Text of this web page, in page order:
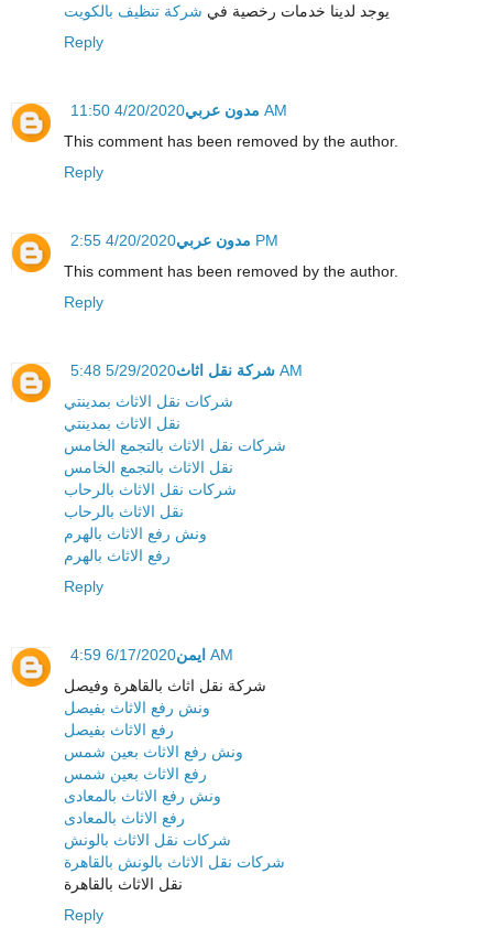
يوجد لدينا خدمات رخصية في شركة تنظيف بالكويت
Reply
مدون عربي 4/20/2020 11:50 AM
This comment has been removed by the author.
Reply
مدون عربي 4/20/2020 2:55 PM
This comment has been removed by the author.
Reply
شركة نقل اثاث 5/29/2020 5:48 AM
شركات نقل الاثاث بمدينتي
نقل الاثاث بمدينتي
شركات نقل الاثاث بالتجمع الخامس
نقل الاثاث بالتجمع الخامس
شركات نقل الاثاث بالرحاب
نقل الاثاث بالرحاب
ونش رفع الاثاث بالهرم
رفع الاثاث بالهرم
Reply
ايمن 6/17/2020 4:59 AM
شركة نقل اثاث بالقاهرة وفيصل
ونش رفع الاثاث بفيصل
رفع الاثاث بفيصل
ونش رفع الاثاث بعين شمس
رفع الاثاث بعين شمس
ونش رفع الاثاث بالمعادى
رفع الاثاث بالمعادى
شركات نقل الاثاث بالونش
شركات نقل الاثاث بالونش بالقاهرة
نقل الاثاث بالقاهرة
Reply